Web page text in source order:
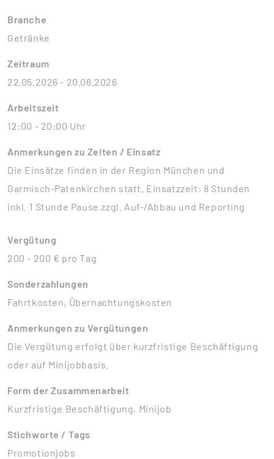
Branche
Getränke
Zeitraum
22.05.2026 - 20.06.2026
Arbeitszeit
12:00 - 20:00 Uhr
Anmerkungen zu Zeiten / Einsatz
Die Einsätze finden in der Region München und
Garmisch-Patenkirchen statt. Einsatzzeit: 8 Stunden
inkl. 1 Stunde Pause zzgl. Auf-/Abbau und Reporting
Vergütung
200 - 200 € pro Tag
Sonderzahlungen
Fahrtkosten, Übernachtungskosten
Anmerkungen zu Vergütungen
Die Vergütung erfolgt über kurzfristige Beschäftigung
oder auf Minijobbasis.
Form der Zusammenarbeit
Kurzfristige Beschäftigung, Minijob
Stichworte / Tags
Promotionjobs